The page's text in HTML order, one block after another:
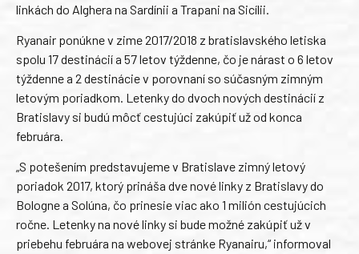
linkách do Alghera na Sardínii a Trapani na Sicílii.
Ryanair ponúkne v zime 2017/2018 z bratislavského letiska
spolu 17 destinácií a 57 letov týždenne, čo je nárast o 6 letov
týždenne a 2 destinácie v porovnaní so súčasným zimným
letovým poriadkom. Letenky do dvoch nových destinácií z
Bratislavy si budú môcť cestujúci zakúpiť už od konca
februára.
„S potešením predstavujeme v Bratislave zimný letový
poriadok 2017, ktorý prináša dve nové linky z Bratislavy do
Bologne a Solúna, čo prinesie viac ako 1 milión cestujúcich
ročne. Letenky na nové linky si bude možné zakúpiť už v
priebehu februára na webovej stránke Ryanairu,“ informoval